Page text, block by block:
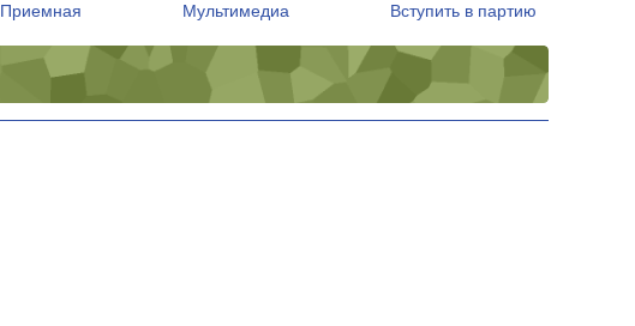
Приемная Мультимедиа Вступить в партию